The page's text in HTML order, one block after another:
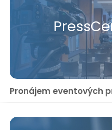
Pronájem eventových